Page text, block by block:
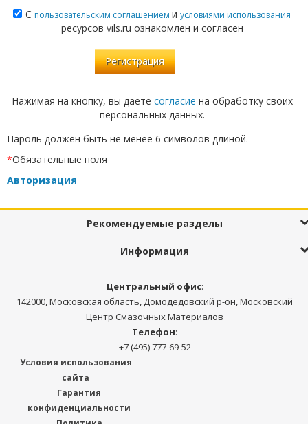
С пользовательским соглашением и условиями использования
ресурсов vils.ru ознакомлен и согласен
Нажимая на кнопку, вы даете согласие на обработку своих
персональных данных.
Пароль должен быть не менее 6 символов длиной.
*Обязательные поля
Авторизация
Рекомендуемые разделы
Информация
Центральный офис:
142000, Московская область, Домодедовский р-он, Московский
Центр Смазочных Материалов
Телефон:
+7 (495) 777-69-52
Условия использования
сайта
Гарантия
конфиденциальности